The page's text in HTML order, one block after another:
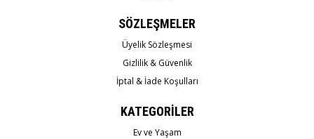
SÖZLEŞMELER
Üyelik Sözleşmesi
Gizlilik & Güvenlik
İptal & İade Koşulları
KATEGORİLER
Ev ve Yaşam